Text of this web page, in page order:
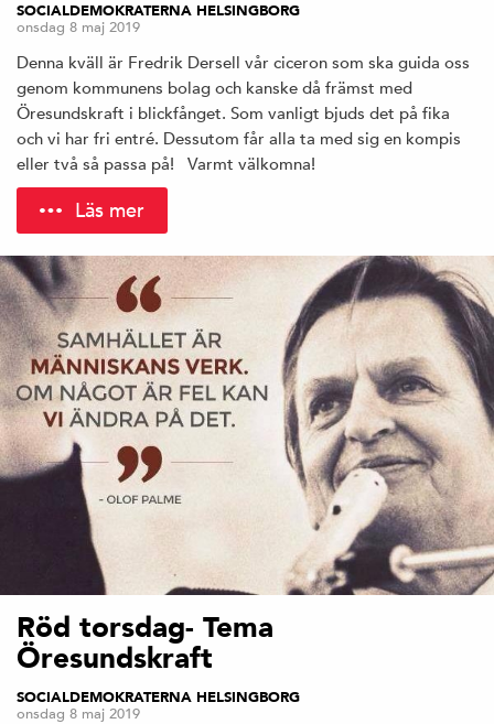
SOCIALDEMOKRATERNA HELSINGBORG
onsdag 8 maj 2019
Denna kväll är Fredrik Dersell vår ciceron som ska guida oss
genom kommunens bolag och kanske då främst med
Öresundskraft i blickfånget. Som vanligt bjuds det på fika
och vi har fri entré. Dessutom får alla ta med sig en kompis
eller två så passa på! Varmt välkomna!
Läs mer
Röd torsdag- Tema
Öresundskraft
SOCIALDEMOKRATERNA HELSINGBORG
onsdag 8 maj 2019